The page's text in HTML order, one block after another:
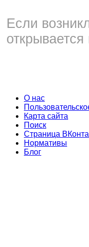
Если
О нас
Карта сайта
Поиск
Страница
Нормативы
Блог